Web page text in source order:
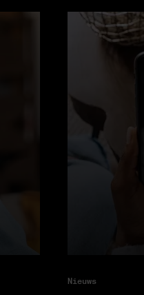
Nieuws